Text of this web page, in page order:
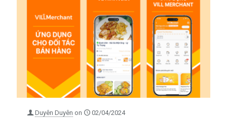
Duyên Duyên on 02/04/2024